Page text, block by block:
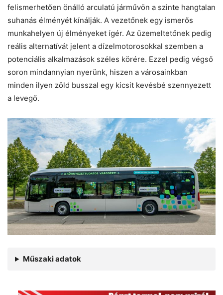
felismerhetően önálló arculatú járművön a szinte hangtalan
suhanás ­élményét kínálják. A vezetőnek egy ismerős
munkahelyen új élményeket ígér. Az üzemeltetőnek pedig
reális alternatívát jelent a dízelmotorosokkal szemben a
potenciális alkalmazások széles körére. Ezzel pedig végső
soron mindannyian nyerünk, hiszen a városainkban
minden ilyen zöld busszal egy kicsit kevésbé szennyezett
a levegő.
Műszaki adatok